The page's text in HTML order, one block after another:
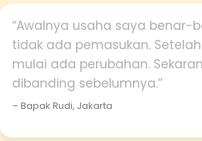
“Awalnya usaha saya benar-
tidak ada pemasukan.
mulai ada perubahan.
dibanding sebelumnya.”
– Bapak Rudi, Jakarta